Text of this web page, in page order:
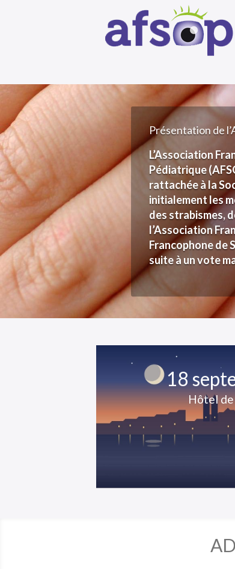
Présentation de
L’Association
Pédiatrique
rattachée à la
initialement les
des strabismes,
l’Association
Francophone de
suite à un vote
18
Hôtel